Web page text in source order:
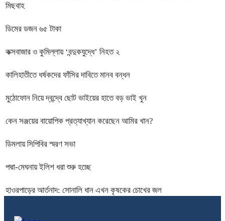
মিছবাহ
ডিমের ডজন ৬৫ টাকা
কক্সবাজার ও কুমিল্লায় ‘বন্দুকযুদ্ধে’ নিহত ২
কালিহাতীতে ধর্ষকদের ফাঁসির দাবিতে মানব বন্ধন
মুঠোফোন নিয়ে দ্বন্দ্বে ছোট ভাইয়ের হাতে বড় ভাই খুন
কেন সঞ্জয়ের বায়োপিক প্রত্যাখ্যান করেছেন আমির খান?
ডিমলায় সিপিবির স্মরণ সভা
পদ্মা-মেঘনায় ইলিশ ধরা শুরু হচ্ছে
হাওরপাড়ের আর্তনাদ: সোনালি ধান এখন কৃষকের চোখের জল